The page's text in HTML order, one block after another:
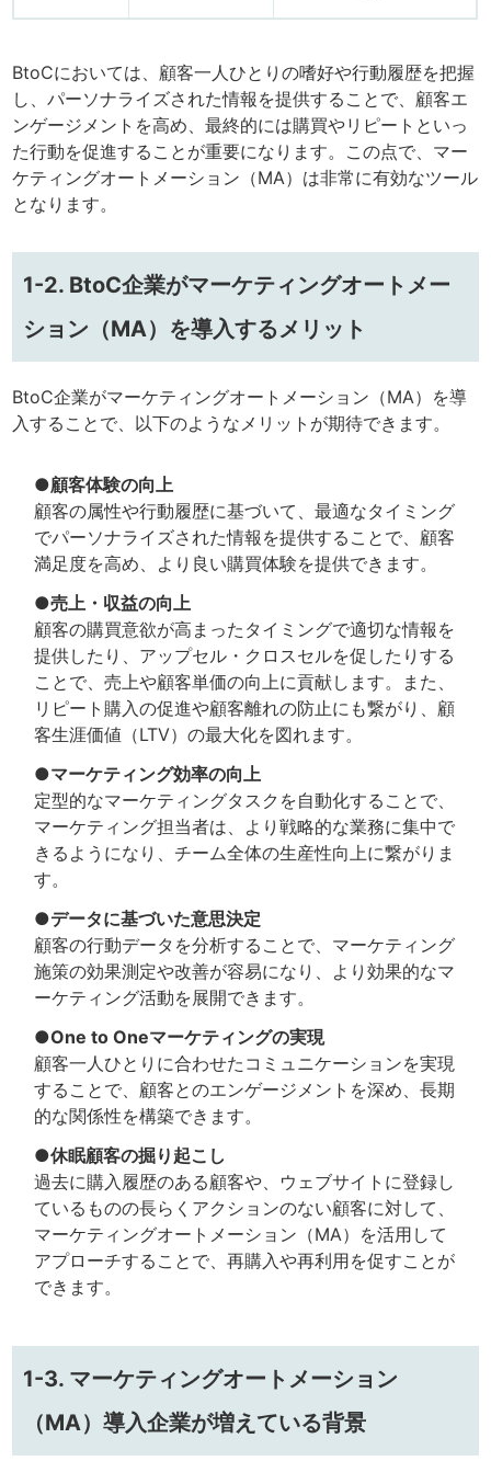
BtoCにおいては、顧客一人ひとりの嗜好や行動履歴を把握
し、パーソナライズされた情報を提供することで、顧客エ
ンゲージメントを高め、最終的には購買やリピートといっ
た行動を促進することが重要になります。この点で、マー
ケティングオートメーション（MA）は非常に有効なツール
となります。
1-2. BtoC企業がマーケティングオートメー
ション（MA）を導入するメリット
BtoC企業がマーケティングオートメーション（MA）を導
入することで、以下のようなメリットが期待できます。
●顧客体験の向上
顧客の属性や行動履歴に基づいて、最適なタイミング
でパーソナライズされた情報を提供することで、顧客
満足度を高め、より良い購買体験を提供できます。
●売上・収益の向上
顧客の購買意欲が高まったタイミングで適切な情報を
提供したり、アップセル・クロスセルを促したりする
ことで、売上や顧客単価の向上に貢献します。また、
リピート購入の促進や顧客離れの防止にも繋がり、顧
客生涯価値（LTV）の最大化を図れます。
●マーケティング効率の向上
定型的なマーケティングタスクを自動化することで、
マーケティング担当者は、より戦略的な業務に集中で
きるようになり、チーム全体の生産性向上に繋がりま
す。
●データに基づいた意思決定
顧客の行動データを分析することで、マーケティング
施策の効果測定や改善が容易になり、より効果的なマ
ーケティング活動を展開できます。
●One to Oneマーケティングの実現
顧客一人ひとりに合わせたコミュニケーションを実現
することで、顧客とのエンゲージメントを深め、長期
的な関係性を構築できます。
●休眠顧客の掘り起こし
過去に購入履歴のある顧客や、ウェブサイトに登録し
ているものの長らくアクションのない顧客に対して、
マーケティングオートメーション（MA）を活用して
アプローチすることで、再購入や再利用を促すことが
できます。
1-3. マーケティングオートメーション
（MA）導入企業が増えている背景